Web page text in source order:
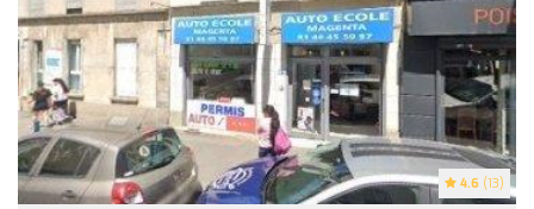
4.6 (13)